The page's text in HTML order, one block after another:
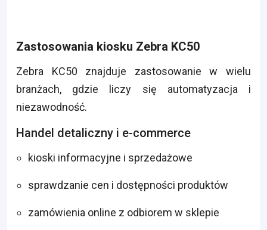
Zastosowania kiosku Zebra KC50
Zebra KC50 znajduje zastosowanie w wielu
branżach, gdzie liczy się automatyzacja i
niezawodność.
Handel detaliczny i e-commerce
kioski informacyjne i sprzedażowe
sprawdzanie cen i dostępności produktów
zamówienia online z odbiorem w sklepie